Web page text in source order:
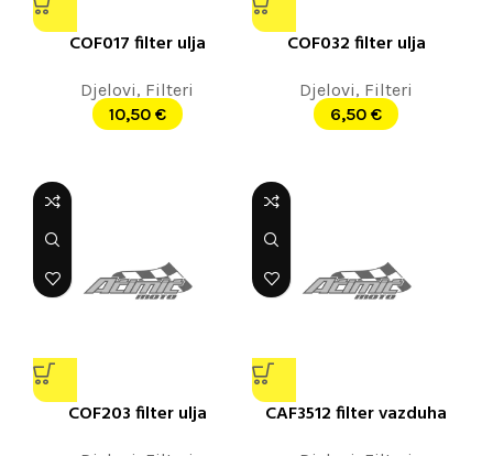
COF017 filter ulja
Djelovi, Filteri
10,50 €
COF032 filter ulja
Djelovi, Filteri
6,50 €
COF203 filter ulja CAF3512 filter vazduha